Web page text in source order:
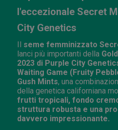
l'eccezionale Secret
City Genetics
Il seme femminizzato
lanci più importanti della
2023 di Purple City
Waiting Game (Fruity
Gush Mints, una
della genetica californiana
frutti tropicali, fondo
struttura robusta e una
davvero impressionante.